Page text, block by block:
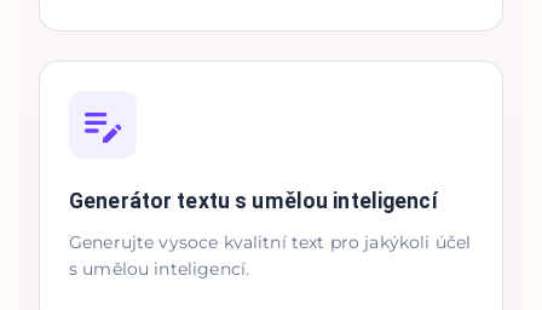
Generátor textu s umělou inteligencí
Generujte vysoce kvalitní text pro jakýkoli účel
s umělou inteligencí.